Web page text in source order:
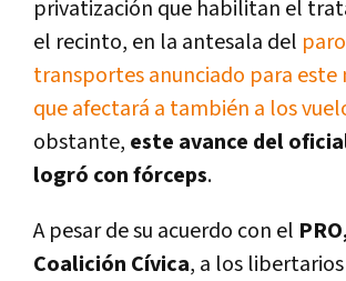
privatización que habilitan el
el recinto, en la antesala del
transportes anunciado para este
que afectará a también a los
obstante, este avance del
logró con fórceps.
A pesar de su acuerdo con el
Coalición Cívica, a los